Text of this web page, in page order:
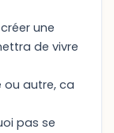
une
de vivre
ou autre, ca
pas se